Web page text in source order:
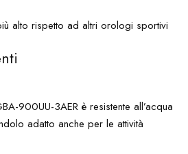
alto rispetto ad altri orologi sportivi
900UU-3AER è resistente all’acqua
adatto anche per le attività